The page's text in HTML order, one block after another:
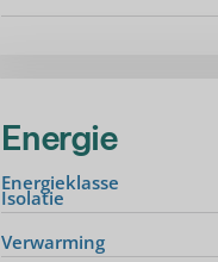
Energie
Energieklasse
Isolatie
Verwarming